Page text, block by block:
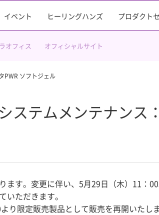
イベント ヒーリングハンズ プロダクト
オフィス オフィシャルサイト
PWR ソフトジェル
ステムメンテナンス
ます。変更に伴い、5月29日（木）11：
いただきます。
り限定販売製品として販売を再開いたしま